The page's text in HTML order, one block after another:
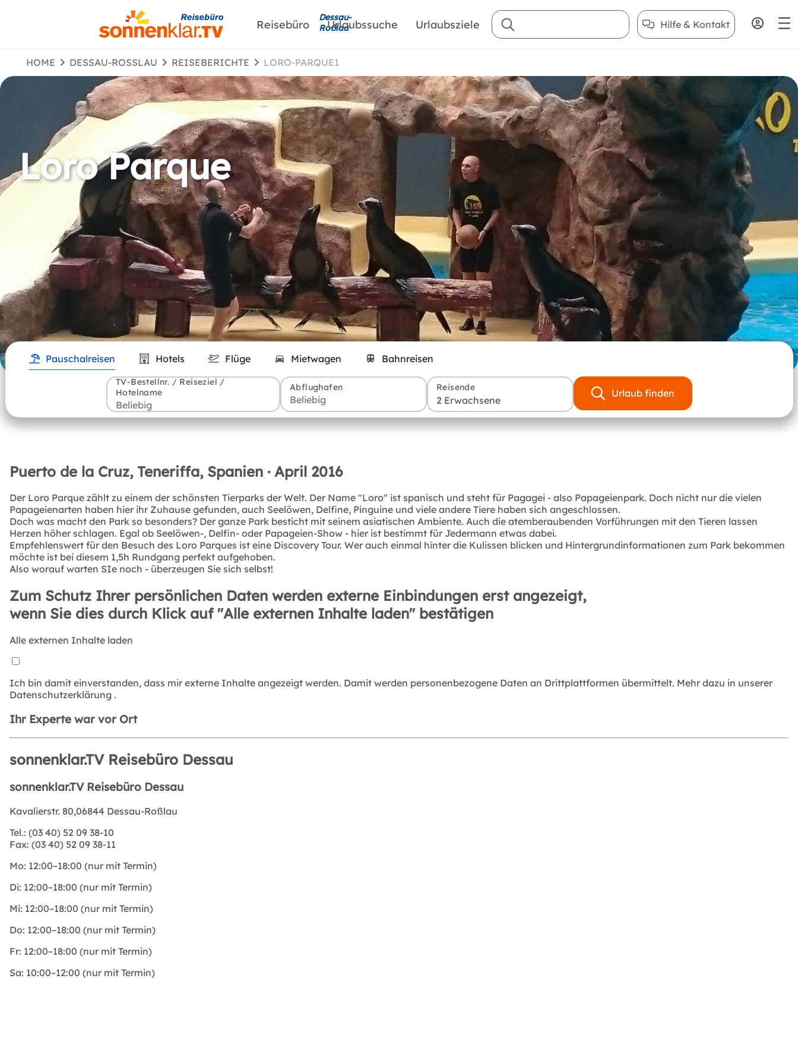
Dessau-
Roßlau
Reisebüro Urlaubssuche Urlaubsziele Hilfe & Kontakt
HOME DESSAU-ROSSLAU REISEBERICHTE LORO-PARQUE1
Loro Parque
Pauschalreisen Hotels Flüge Mietwagen Bahnreisen
TV-Bestellnr. / Reiseziel /
Hotelname
Abflughafen Reisende
2 Erwachsene
Urlaub finden
Puerto de la Cruz, Teneriffa, Spanien · April 2016
Der Loro Parque zählt zu einem der schönsten Tierparks der Welt. Der Name "Loro" ist spanisch und steht für Pagagei - also Papageienpark. Doch nicht nur die vielen
Papageienarten haben hier ihr Zuhause gefunden, auch Seelöwen, Delfine, Pinguine und viele andere Tiere haben sich angeschlossen.
Doch was macht den Park so besonders? Der ganze Park besticht mit seinem asiatischen Ambiente. Auch die atemberaubenden Vorführungen mit den Tieren lassen
Herzen höher schlagen. Egal ob Seelöwen-, Delfin- oder Papageien-Show - hier ist bestimmt für Jedermann etwas dabei.
Empfehlenswert für den Besuch des Loro Parques ist eine Discovery Tour. Wer auch einmal hinter die Kulissen blicken und Hintergrundinformationen zum Park bekommen
möchte ist bei diesem 1,5h Rundgang perfekt aufgehoben.
Also worauf warten SIe noch - überzeugen Sie sich selbst!
Zum Schutz Ihrer persönlichen Daten werden externe Einbindungen erst angezeigt,
wenn Sie dies durch Klick auf "Alle externen Inhalte laden" bestätigen
Alle externen Inhalte laden
Ich bin damit einverstanden, dass mir externe Inhalte angezeigt werden. Damit werden personenbezogene Daten an Drittplattformen übermittelt. Mehr dazu in unserer
Datenschutzerklärung .
Ihr Experte war vor Ort
sonnenklar.TV Reisebüro Dessau
sonnenklar.TV Reisebüro Dessau
Kavalierstr. 80,06844 Dessau-Roßlau
Tel.: (03 40) 52 09 38-10
Fax: (03 40) 52 09 38-11
Mo: 12:00–18:00 (nur mit Termin)
Di: 12:00–18:00 (nur mit Termin)
Mi: 12:00–18:00 (nur mit Termin)
Do: 12:00–18:00 (nur mit Termin)
Fr: 12:00–18:00 (nur mit Termin)
Sa: 10:00–12:00 (nur mit Termin)